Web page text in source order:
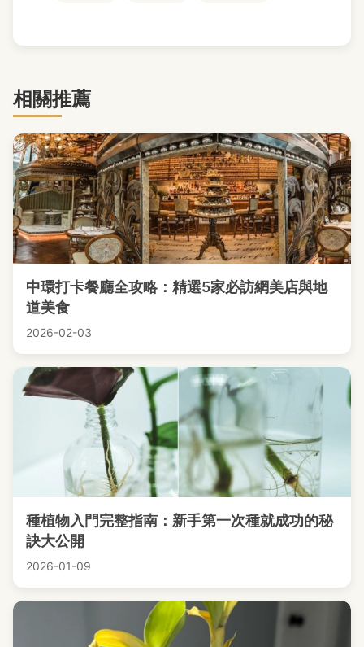
相關推薦
中環打卡餐廳全攻略：精選5家必訪網美店與地
道美食
2026-02-03
種植物入門完整指南：新手第一次種就成功的秘
訣大公開
2026-01-09